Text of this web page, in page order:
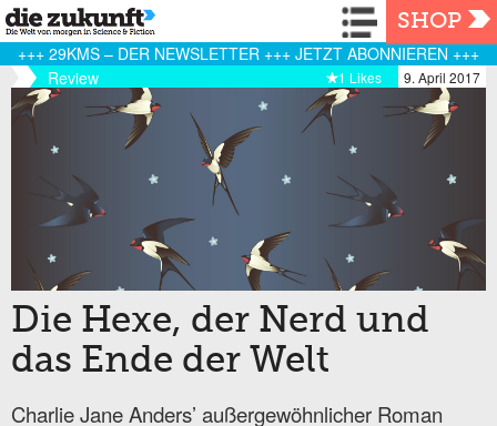
Navigation
SHOP
+++ 29KMS – DER NEWSLETTER +++ JETZT ABONNIEREN +++
Review
9. April 2017
1 Likes
Die Hexe, der Nerd und
das Ende der Welt
Charlie Jane Anders’ außergewöhnlicher Roman